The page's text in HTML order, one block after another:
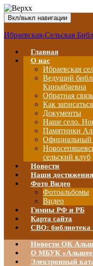
Вкл/выкл навигации
Ибраевская-Сельская
Главная
О нас
Ибраевская
Ведущий
Киньябаевна
Обратная связь
Как
Документы
Наше село.
Памятники
Официальный
сельский клуб
Новости
Наши достижения
Фото Видео
Фотоальбомы
Видео
Гимны РФ и РБ
Карта сайта
СВО: библиотека
Новости ОК
О МБУК
Электронный